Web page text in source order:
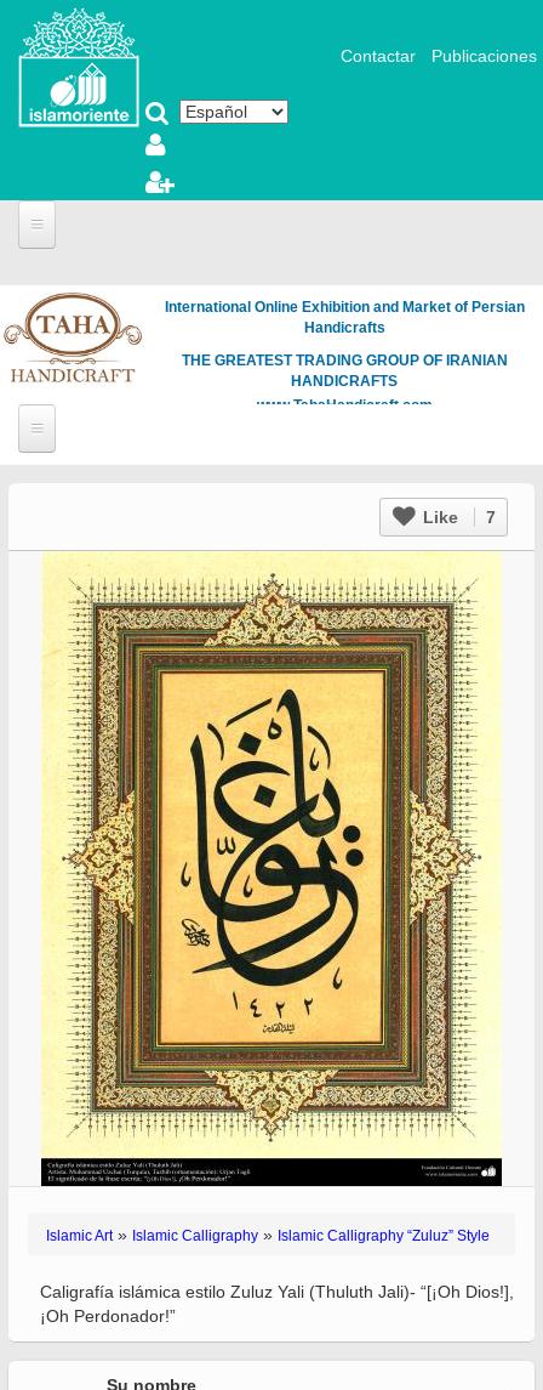
Pasar al contenido principal
Contactar Publicaciones
International Online Exhibition and Market of Persian
Handicrafts
THE GREATEST TRADING GROUP OF IRANIAN
HANDICRAFTS
www.TahaHandicraft.com
Like 7
Islamic Art» Islamic Calligraphy » Islamic Calligraphy “Zuluz” Style
Caligrafía islámica estilo Zuluz Yali (Thuluth Jali)- “[¡Oh Dios!],
¡Oh Perdonador!”
Su nombre